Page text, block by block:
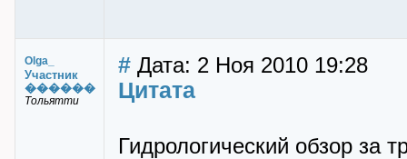
Olga_
Участник
������
Тольятти
# Дата: 2 Ноя 2010 19:28
Цитата
Гидрологический обзор за